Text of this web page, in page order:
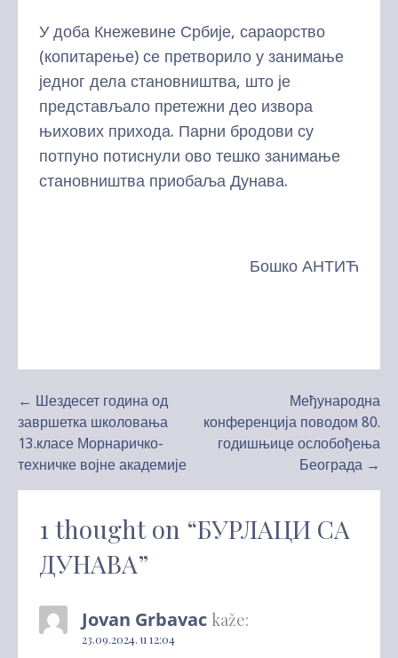
У доба Кнежевине Србије, сараорство
(копитарење) се претворило у занимање
једног дела становништва, што је
представљало претежни део извора
њихових прихода. Парни бродови су
потпуно потиснули ово тешко занимање
становништва приобаља Дунава.
Бошко АНТИЋ
Kretanje
članka
← Шездесет година од
завршетка школовања
13.класе Морнаричко-
техничке војне академије
Међународна
конференција поводом 80.
годишњице ослобођења
Београда →
1 thought on “БУРЛАЦИ СА
ДУНАВА”
Jovan Grbavac kaže:
23.09.2024. u 12:04